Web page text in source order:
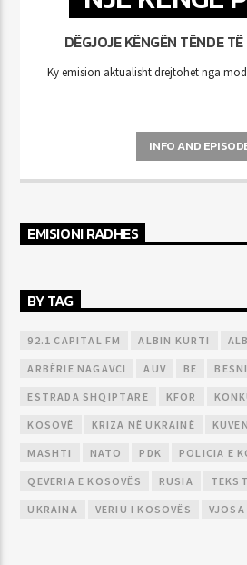
DËGJOJE KËNGËN TËNDE
Ky emision aktualisht drejtohet nga
INFO AND
EMISIONI RADHES
BY TAG
92.1 CAPITAL FM ALBIN KURTI
ARBËRIE NAGAVCI AUV BE
ESTRADA SHQIPTARE KFOR
KOSOVË KRIZA NË UKRAINË
MASHTI NATO PDK POLICIA E
QEVERIA E KOSOVËS RUSIA
UKRAINA VERIU I KOSOVËS